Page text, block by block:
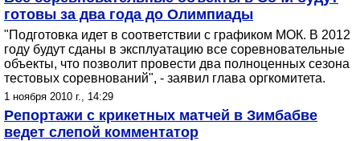
готовы за два года до Олимпиады
"Подготовка идет в соответствии с графиком МОК. В 2012
году будут сданы в эксплуатацию все соревновательные
объекты, что позволит провести два полноценных сезона
тестовых соревнований", - заявил глава оргкомитета.
1 ноября 2010 г., 14:29
Репортажи с крикетных матчей в Зимбабве
ведет слепой комментатор